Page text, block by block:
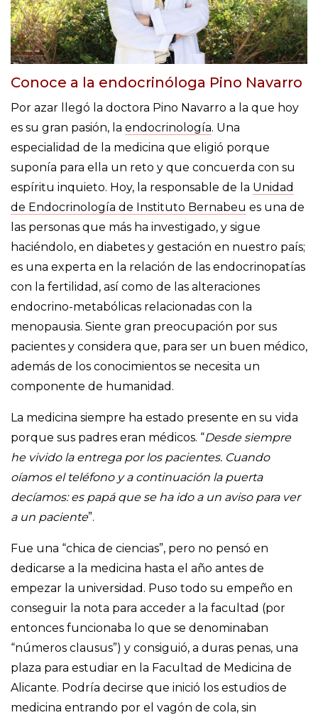
Conoce a la endocrinóloga Pino Navarro
Por azar llegó la doctora Pino Navarro a la que hoy
es su gran pasión, la endocrinología. Una
especialidad de la medicina que eligió porque
suponía para ella un reto y que concuerda con su
espíritu inquieto. Hoy, la responsable de la Unidad
de Endocrinología de Instituto Bernabeu es una de
las personas que más ha investigado, y sigue
haciéndolo, en diabetes y gestación en nuestro país;
es una experta en la relación de las endocrinopatías
con la fertilidad, así como de las alteraciones
endocrino-metabólicas relacionadas con la
menopausia. Siente gran preocupación por sus
pacientes y considera que, para ser un buen médico,
además de los conocimientos se necesita un
componente de humanidad.
La medicina siempre ha estado presente en su vida
porque sus padres eran médicos. “Desde siempre
he vivido la entrega por los pacientes. Cuando
oíamos el teléfono y a continuación la puerta
decíamos: es papá que se ha ido a un aviso para ver
a un paciente”.
Fue una “chica de ciencias”, pero no pensó en
dedicarse a la medicina hasta el año antes de
empezar la universidad. Puso todo su empeño en
conseguir la nota para acceder a la facultad (por
entonces funcionaba lo que se denominaban
“números clausus”) y consiguió, a duras penas, una
plaza para estudiar en la Facultad de Medicina de
Alicante. Podría decirse que inició los estudios de
medicina entrando por el vagón de cola, sin